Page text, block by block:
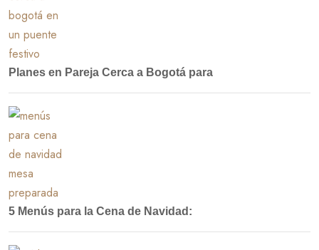
Planes en Pareja Cerca a Bogotá para
5 Menús para la Cena de Navidad: